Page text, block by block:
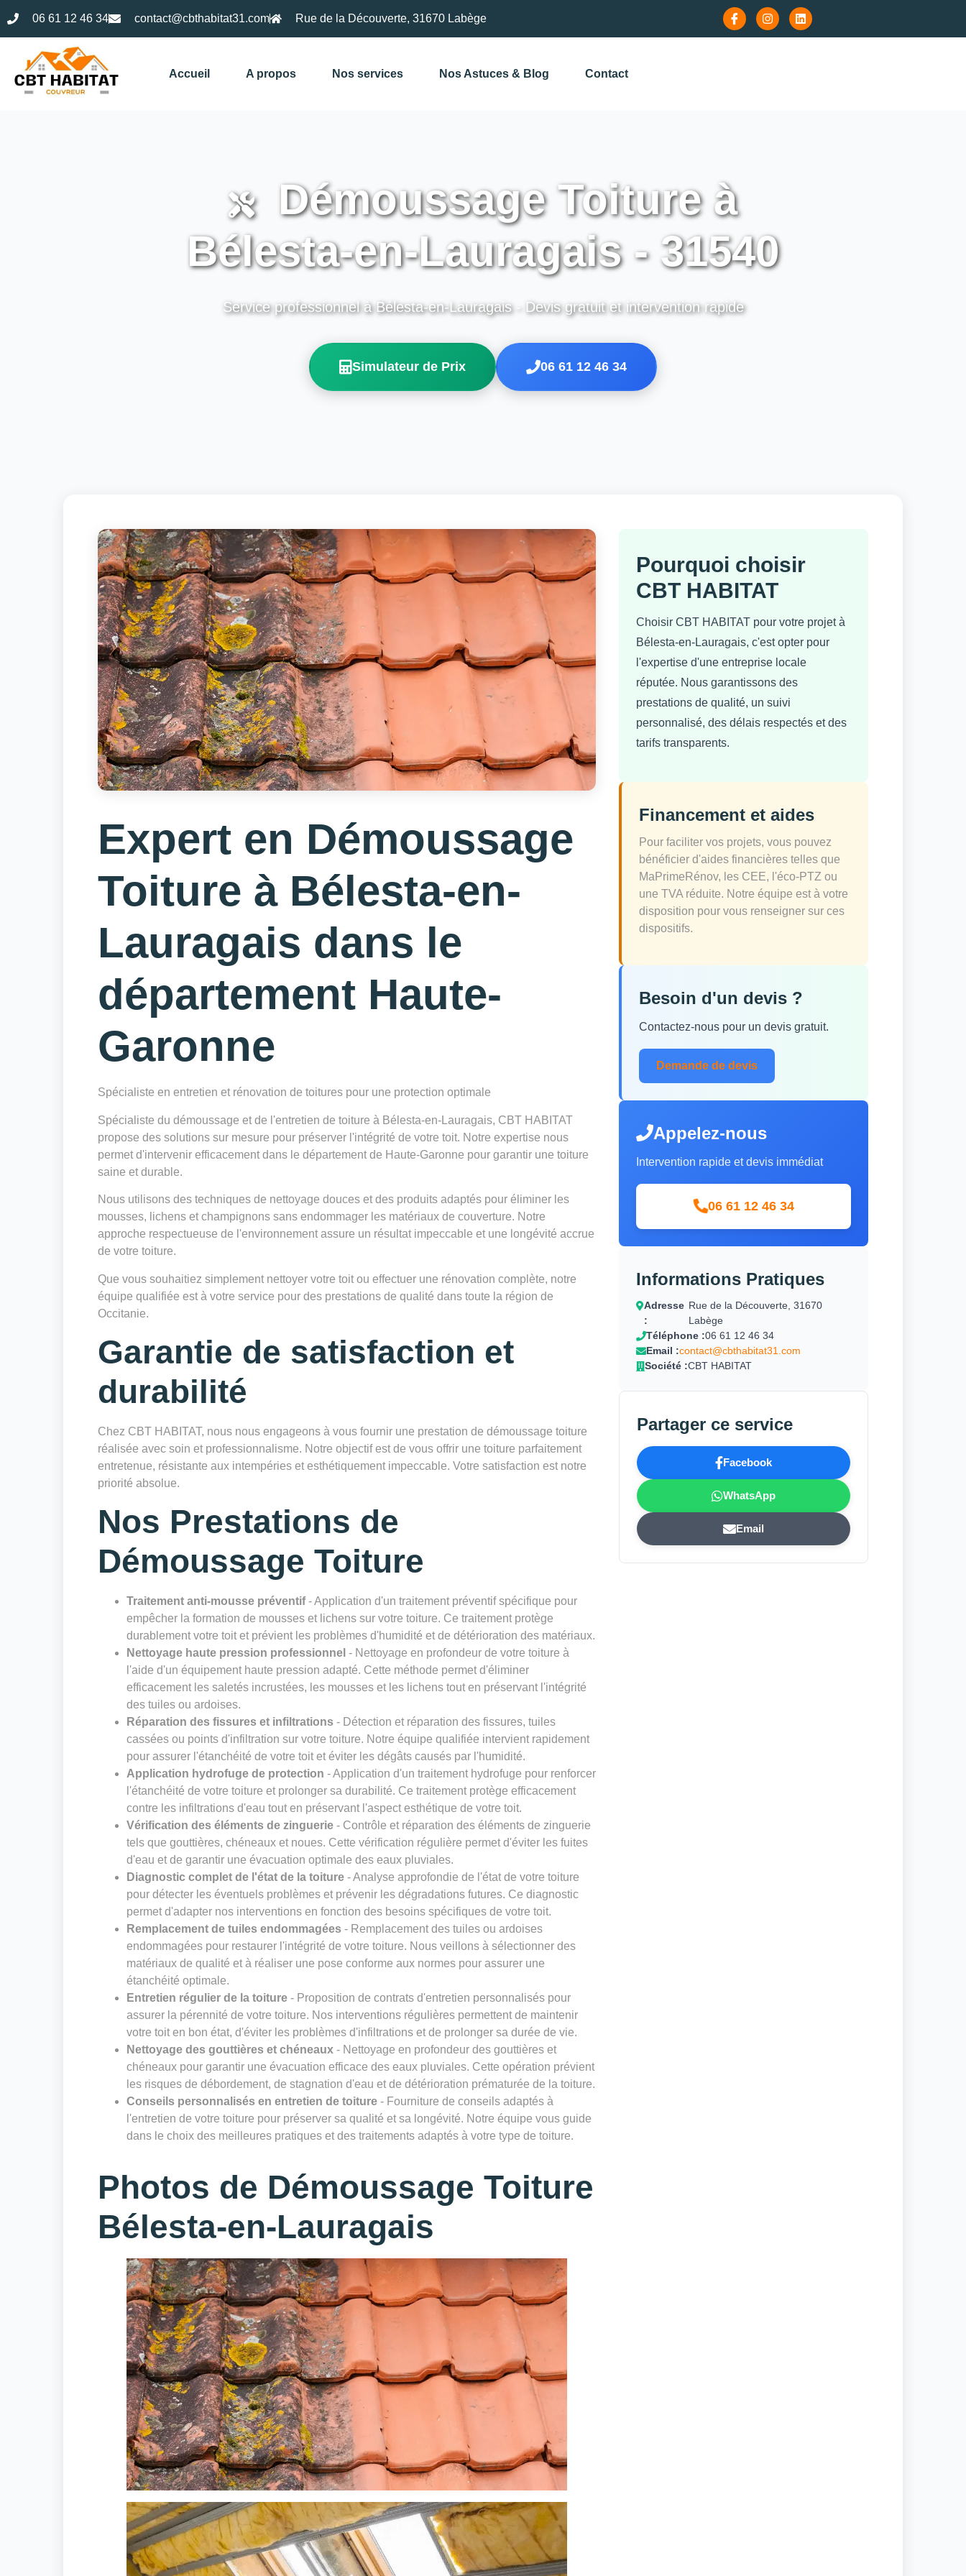
06 61 12 46 34 contact@cbthabitat31.com Rue de la Découverte, 31670 Labège
Accueil A propos Nos services Nos Astuces & Blog Contact
Démoussage Toiture à
Bélesta-en-Lauragais - 31540
Service professionnel à Bélesta-en-Lauragais - Devis gratuit et intervention rapide
Simulateur de Prix 06 61 12 46 34
Expert en Démoussage
Toiture à Bélesta-en-
Lauragais dans le
département Haute-
Garonne
Spécialiste en entretien et rénovation de toitures pour une protection optimale
Spécialiste du démoussage et de l'entretien de toiture à Bélesta-en-Lauragais, CBT HABITAT
propose des solutions sur mesure pour préserver l'intégrité de votre toit. Notre expertise nous
permet d'intervenir efficacement dans le département de Haute-Garonne pour garantir une toiture
saine et durable.
Nous utilisons des techniques de nettoyage douces et des produits adaptés pour éliminer les
mousses, lichens et champignons sans endommager les matériaux de couverture. Notre
approche respectueuse de l'environnement assure un résultat impeccable et une longévité accrue
de votre toiture.
Que vous souhaitiez simplement nettoyer votre toit ou effectuer une rénovation complète, notre
équipe qualifiée est à votre service pour des prestations de qualité dans toute la région de
Occitanie.
Garantie de satisfaction et
durabilité
Chez CBT HABITAT, nous nous engageons à vous fournir une prestation de démoussage toiture
réalisée avec soin et professionnalisme. Notre objectif est de vous offrir une toiture parfaitement
entretenue, résistante aux intempéries et esthétiquement impeccable. Votre satisfaction est notre
priorité absolue.
Nos Prestations de
Démoussage Toiture
Traitement anti-mousse préventif- Application d'un traitement préventif spécifique pour
empêcher la formation de mousses et lichens sur votre toiture. Ce traitement protège
durablement votre toit et prévient les problèmes d'humidité et de détérioration des matériaux.
Nettoyage haute pression professionnel - Nettoyage en profondeur de votre toiture à
l'aide d'un équipement haute pression adapté. Cette méthode permet d'éliminer
efficacement les saletés incrustées, les mousses et les lichens tout en préservant l'intégrité
des tuiles ou ardoises.
Réparation des fissures et infiltrations - Détection et réparation des fissures, tuiles
cassées ou points d'infiltration sur votre toiture. Notre équipe qualifiée intervient rapidement
pour assurer l'étanchéité de votre toit et éviter les dégâts causés par l'humidité.
Application hydrofuge de protection - Application d'un traitement hydrofuge pour renforcer
l'étanchéité de votre toiture et prolonger sa durabilité. Ce traitement protège efficacement
contre les infiltrations d'eau tout en préservant l'aspect esthétique de votre toit.
Vérification des éléments de zinguerie - Contrôle et réparation des éléments de zinguerie
tels que gouttières, chéneaux et noues. Cette vérification régulière permet d'éviter les fuites
d'eau et de garantir une évacuation optimale des eaux pluviales.
Diagnostic complet de l'état de la toiture - Analyse approfondie de l'état de votre toiture
pour détecter les éventuels problèmes et prévenir les dégradations futures. Ce diagnostic
permet d'adapter nos interventions en fonction des besoins spécifiques de votre toit.
Remplacement de tuiles endommagées - Remplacement des tuiles ou ardoises
endommagées pour restaurer l'intégrité de votre toiture. Nous veillons à sélectionner des
matériaux de qualité et à réaliser une pose conforme aux normes pour assurer une
étanchéité optimale.
Entretien régulier de la toiture - Proposition de contrats d'entretien personnalisés pour
assurer la pérennité de votre toiture. Nos interventions régulières permettent de maintenir
votre toit en bon état, d'éviter les problèmes d'infiltrations et de prolonger sa durée de vie.
Nettoyage des gouttières et chéneaux - Nettoyage en profondeur des gouttières et
chéneaux pour garantir une évacuation efficace des eaux pluviales. Cette opération prévient
les risques de débordement, de stagnation d'eau et de détérioration prématurée de la toiture.
Conseils personnalisés en entretien de toiture - Fourniture de conseils adaptés à
l'entretien de votre toiture pour préserver sa qualité et sa longévité. Notre équipe vous guide
dans le choix des meilleures pratiques et des traitements adaptés à votre type de toiture.
Photos de Démoussage Toiture
Bélesta-en-Lauragais
Pourquoi choisir
CBT HABITAT
Choisir CBT HABITAT pour votre projet à
Bélesta-en-Lauragais, c'est opter pour
l'expertise d'une entreprise locale
réputée. Nous garantissons des
prestations de qualité, un suivi
personnalisé, des délais respectés et des
tarifs transparents.
Financement et aides
Pour faciliter vos projets, vous pouvez
bénéficier d'aides financières telles que
MaPrimeRénov, les CEE, l'éco-PTZ ou
une TVA réduite. Notre équipe est à votre
disposition pour vous renseigner sur ces
dispositifs.
Besoin d'un devis ?
Contactez-nous pour un devis gratuit.
Demande de devis
Appelez-nous
Intervention rapide et devis immédiat
06 61 12 46 34
Informations Pratiques
Adresse
:
Rue de la Découverte, 31670
Labège
Téléphone :06 61 12 46 34
Email :contact@cbthabitat31.com
Société :CBT HABITAT
Partager ce service
Facebook
WhatsApp
Email